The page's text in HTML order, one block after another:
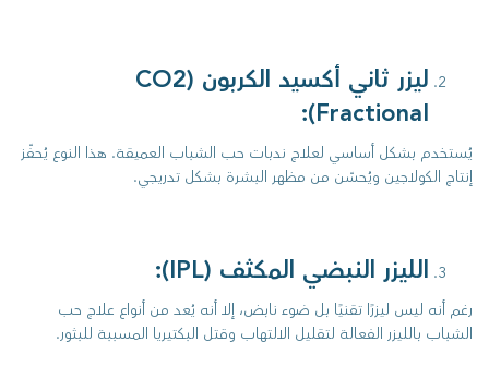
ليزر ثاني أكسيد الكربون (CO2
Fractional):
يُستخدم بشكل أساسي لعلاج ندبات حب الشباب العميقة. هذا النوع يُحفّز
إنتاج الكولاجين ويُحسّن من مظهر البشرة بشكل تدريجي.
الليزر النبضي المكثف (IPL):
رغم أنه ليس ليزرًا تقنيًا بل ضوء نابض، إلا أنه يُعد من أنواع علاج حب
الشباب بالليزر الفعالة لتقليل الالتهاب وقتل البكتيريا المسببة للبثور.